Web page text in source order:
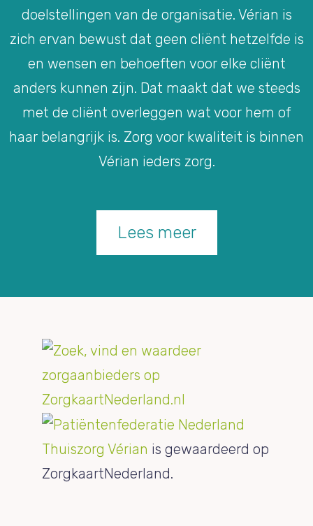
doelstellingen van de organisatie. Vérian is
zich ervan bewust dat geen cliënt hetzelfde is
en wensen en behoeften voor elke cliënt
anders kunnen zijn. Dat maakt dat we steeds
met de cliënt overleggen wat voor hem of
haar belangrijk is. Zorg voor kwaliteit is binnen
Vérian ieders zorg.
Lees meer
Thuiszorg Vérian is gewaardeerd op
ZorgkaartNederland.